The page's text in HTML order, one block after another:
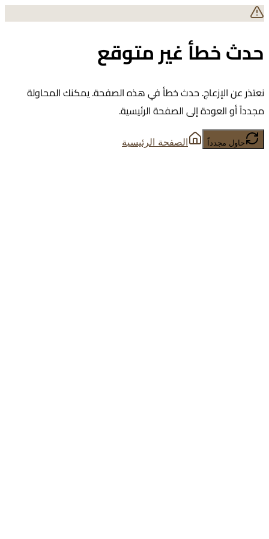
حدث خطأ غير متوقع
نعتذر عن الإزعاج. حدث خطأ في هذه الصفحة. يمكنك المحاولة
مجدداً أو العودة إلى الصفحة الرئيسية.
حاول مجدداً الصفحة الرئيسية